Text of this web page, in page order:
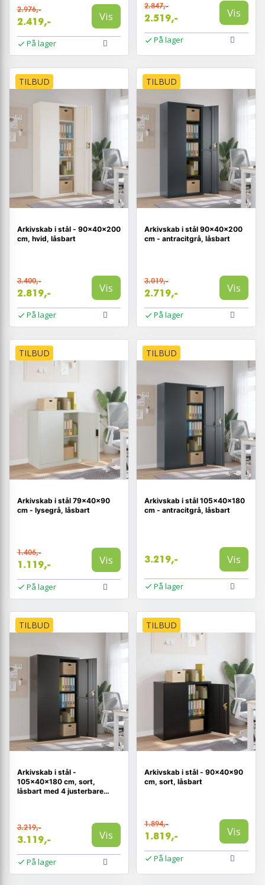
2.976,-
2.419,- Vis
På lager
2.847,-
2.519,- Vis
På lager
TILBUD
Arkivskab i stål - 90×40×200
cm, hvid, låsbart
3.400,-
2.819,- Vis
På lager
TILBUD
Arkivskab i stål 90×40×200
cm - antracitgrå, låsbart
3.019,-
2.719,- Vis
På lager
TILBUD
Arkivskab i stål 79×40×90
cm - lysegrå, låsbart
1.406,-
1.119,- Vis
På lager
TILBUD
Arkivskab i stål 105×40×180
cm - antracitgrå, låsbart
3.219,- Vis
På lager
TILBUD
Arkivskab i stål -
105×40×180 cm, sort,
låsbart med 4 justerbare
3.219,-
3.119,- Vis
På lager
TILBUD
Arkivskab i stål - 90×40×90
cm, sort, låsbart
1.894,-
1.819,- Vis
På lager